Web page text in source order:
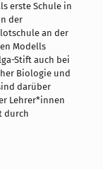
erste Schule in
der
an der
Modells
Stift auch bei
Biologie und
darüber
Lehrer*innen
durch